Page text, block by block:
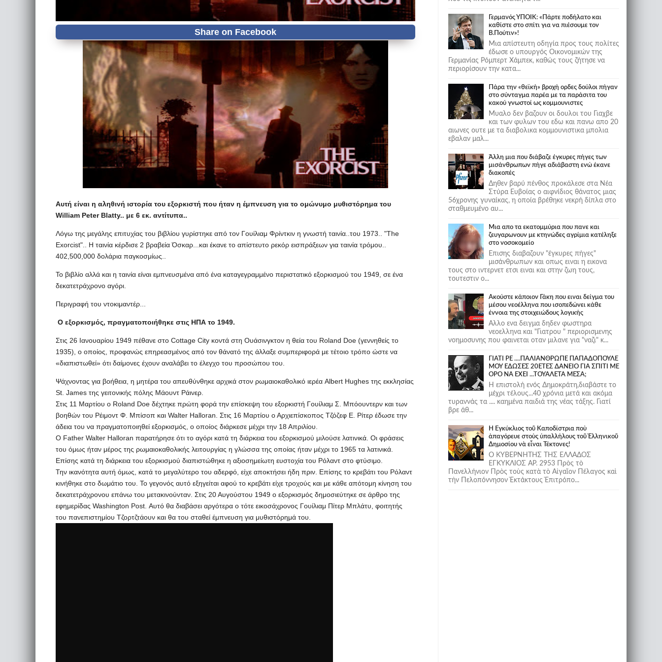
Αυτή είναι η αληθινή ιστορία του εξορκιστή που ήταν η έμπνευση για το ομώνυμο μυθιστόρημα του
William Peter Blatty.. με 6 εκ. αντίτυπα..
Λόγω της μεγάλης επιτυχίας του βιβλίου γυρίστηκε από τον Γουίλιαμ Φρίντκιν η γνωστή ταινία..του 1973.. "The
Exorcist".. Η ταινία κέρδισε 2 βραβεία Όσκαρ...και έκανε το απίστευτο ρεκόρ εισπράξεων για ταινία τρόμου..
402,500,000 δολάρια παγκοσμίως..
Το βιβλίο αλλά και η ταινία είναι εμπνευσμένα από ένα καταγεγραμμένο περιστατικό εξορκισμού του 1949, σε ένα
δεκατετράχρονο αγόρι.
Περιγραφή του ντοκιμαντέρ...
Ο εξορκισμός, πραγματοποιήθηκε στις ΗΠΑ το 1949.
Στις 26 Ιανουαρίου 1949 πέθανε στο Cottage City κοντά στη Ουάσινγκτον η θεία του Roland Doe (γεννηθείς το
1935), ο οποίος, προφανώς επηρεασμένος από τον θάνατό της άλλαξε συμπεριφορά με τέτοιο τρόπο ώστε να
«διαπιστωθεί» ότι δαίμονες έχουν αναλάβει το έλεγχο του προσώπου του.
Ψάχνοντας για βοήθεια, η μητέρα του απευθύνθηκε αρχικά στον ρωμαιοκαθολικό ιερέα Albert Hughes της εκκλησίας
St. James της γειτονικής πόλης Μάουντ Ράινερ.
Στις 11 Μαρτίου ο Roland Doe δέχτηκε πρώτη φορά την επίσκεψη του εξορκιστή Γουίλιαμ Σ. Μπόουντερν και των
βοηθών του Ρέιμοντ Φ. Μπίσοπ και Walter Halloran. Στις 16 Μαρτίου ο Αρχιεπίσκοπος Τζόζεφ Ε. Ρίτερ έδωσε την
άδεια του να πραγματοποιηθεί εξορκισμός, ο οποίος διάρκεσε μέχρι την 18 Απριλίου.
Ο Father Walter Halloran παρατήρησε ότι το αγόρι κατά τη διάρκεια του εξορκισμού μιλούσε λατινικά. Οι φράσεις
του όμως ήταν μέρος της ρωμαιοκαθολικής λειτουργίας η γλώσσα της οποίας ήταν μέχρι το 1965 τα λατινικά.
Επίσης κατά τη διάρκεια του εξορκισμού διαπιστώθηκε η αξιοσημείωτη ευστοχία του Ρόλαντ στο φτύσιμο.
Την ικανότητα αυτή όμως, κατά το μεγαλύτερο του αδερφό, είχε αποκτήσει ήδη πριν. Επίσης το κρεβάτι του Ρόλαντ
κινήθηκε στο δωμάτιο του. Το γεγονός αυτό εξηγείται αφού το κρεβάτι είχε τροχούς και με κάθε απότομη κίνηση του
δεκατετράχρονου επάνω του μετακινούνταν. Στις 20 Αυγούστου 1949 ο εξορκισμός δημοσιεύτηκε σε άρθρο της
εφημερίδας Washington Post. Αυτό θα διαβάσει αργότερα ο τότε εικοσάχρονος Γουίλιαμ Πίτερ Μπλάτυ, φοιτητής
του πανεπιστημίου Τζορτζτάουν και θα του σταθεί έμπνευση για μυθιστόρημά του.
Γερμανός ΥΠΟΙΚ: «Πάρτε ποδήλατο και
καθίστε στο σπίτι για να πιέσουμε τον
Β.Πούτιν»!
Μια απίστευτη οδηγία προς τους πολίτες
έδωσε ο υπουργός Οικονομικών της
Γερμανίας Ρόμπερτ Χάμπεκ, καθώς τους ζήτησε να
περιορίσουν την κατα...
Πάρα την «θεϊκή» βροχή ορδες δούλοι πήγαν
στο σύνταγμα παρέα με τα παράσιτα του
κακού γνωστοί ως κομμουνιστες
Μυαλο δεν βαζουν οι δουλοι του Γιαχβε
και των φυλων του εδω και πανω απο 20
αιωνες ουτε με τα διαβολικα κομμουνιστικα μπολια
εβαλαν μαλ...
Άλλη μια που διάβαζε έγκυρες πήγες των
μισάνθρωπων πήγε αδιάβαστη ενώ έκανε
διακοπές
Δηθεν βαρύ πένθος προκάλεσε στα Νέα
Στύρα Ευβοίας ο αιφνίδιος θάνατος μιας
56χρονης γυναίκας, η οποία βρέθηκε νεκρή δίπλα στο
σταθμευμένο αυ...
Μια απο τα εκατομμύρια που πανε και
ζευγαρωνουν με κτηνώδες αγρίμια κατέληξε
στο νοσοκομείο
Επισης διαβαζουν "έγκυρες πήγες"
μισάνθρωπων και οπως ειναι η εικονα
τους στο ιντερνετ ετσι ειναι και στην ζωη τους,
τουτεστιν ο...
Ακούστε κάποιον Γάκη που ειναι δείγμα του
μέσου νεοέλληνα που ισοπεδώνει κάθε
έννοια της στοιχειώδους λογικής
Αλλο ενα δειγμα δηδεν φωστηρα
νεοελληνα και "Γιατρου " περιορισμενης
νοημοσυνης που φαινεται οταν μιλανε για "ναζι" κ...
ΓΙΑΤΙ ΡΕ ....ΠΑΛΙΑΝΘΡΩΠΕ ΠΑΠΑΔΟΠΟΥΛΕ
ΜΟΥ ΕΔΩΣΕΣ 20ΕΤΕΣ ΔΑΝΕΙΟ ΓΙΑ ΣΠΙΤΙ ΜΕ
ΟΡΟ ΝΑ ΕΧΕΙ ...ΤΟΥΑΛΕΤΑ ΜΕΣΑ;
Η επιστολή ενός Δημοκράτη,διαβάστε το
μέχρι τέλους...40 χρόνια μετά και ακόμα
τυραννάς τα .... καημένα παιδιά της νέας τάξης. Γιατί
βρε άθ...
Ἡ Ἐγκύκλιος τοῦ Καποδίστρια ποὺ
ἀπαγόρευε στοὺς ὑπαλλήλους τοῦ Ἑλληνικοῦ
Δημοσίου νὰ εἶναι Τέκτονες!
Ο ΚΥΒΕΡΝΗΤΗΣ ΤΗΣ ΕΛΛΑΔΟΣ
ΕΓΚΥΚΛΙΟΣ ΑΡ. 2953 Πρὸς τὸ
Πανελλήνιον Πρὸς τοὺς κατὰ τὸ Αἰγαῖον Πέλαγος καὶ
τὴν Πελοπόννησον Ἐκτάκτους Ἐπιτρόπο...